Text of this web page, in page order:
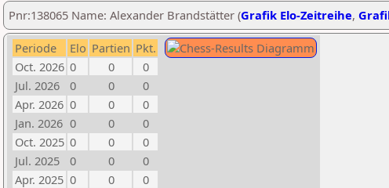
Pnr:138065 Name: Alexander Brandstätter (Grafik Elo-Zeitreihe,
Periode Elo Partien Pkt.
Oct. 2026 0 0
0
Jul. 2026
0 0
0
Apr. 2026 0 0
0
Jan. 2026 0 0
0
Oct. 2025 0 0
0
Jul. 2025
0 0
0
Apr. 2025 0 0
0